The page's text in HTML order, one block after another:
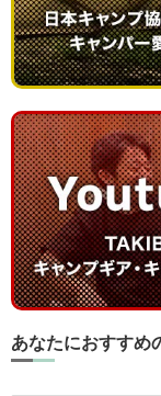
あなたにおすすめ